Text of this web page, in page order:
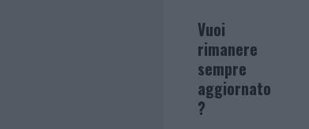
Vuoi
rimanere
sempre
aggiornato
?